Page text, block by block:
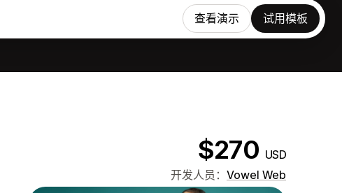
查看演示 试用模板
$270 USD
开发人员： Vowel Web